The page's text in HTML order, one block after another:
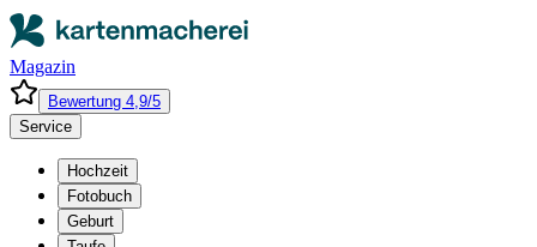
Magazin
Bewertung 4,9/5
Service
Hochzeit
Fotobuch
Geburt